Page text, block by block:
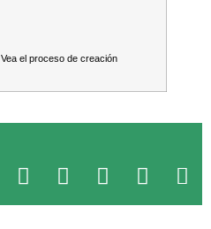
Vea el proceso de creación